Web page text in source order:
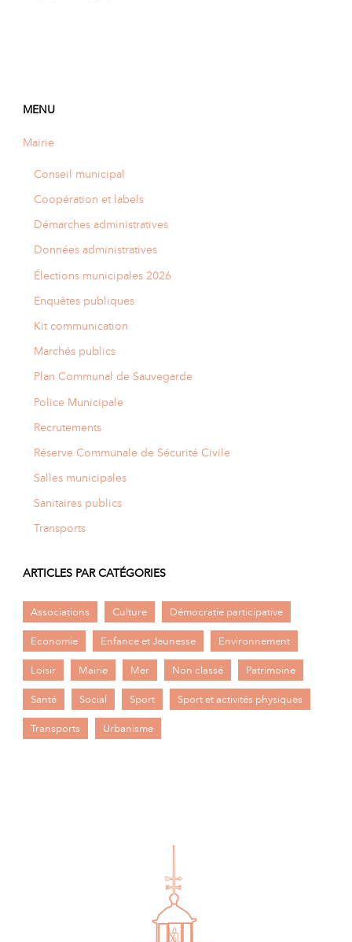
MENU
Mairie
Conseil municipal
Coopération et labels
Démarches administratives
Données administratives
Élections municipales 2026
Enquêtes publiques
Kit communication
Marchés publics
Plan Communal de Sauvegarde
Police Municipale
Recrutements
Réserve Communale de Sécurité Civile
Salles municipales
Sanitaires publics
Transports
ARTICLES PAR CATÉGORIES
Associations Culture Démocratie participative
Economie Enfance et Jeunesse Environnement
Loisir Mairie Mer Non classé Patrimoine
Santé Social Sport Sport et activités physiques
Transports Urbanisme